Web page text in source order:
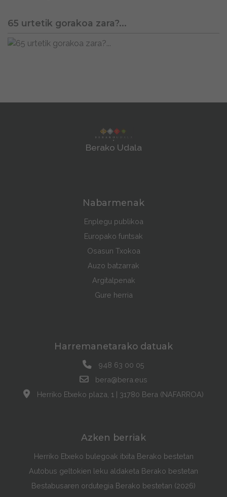
65 urtetik gorakoa zara?...
Berako Udala
Nabarmenak
Enplegu publikoa
Europako funtsak
Osasun Txokoa
Auzo batzarrak
Argitalpenak
Gure herria
Harremanetarako datuak
948 63 00 05
bera@bera.eus
Herriko Etxeko plaza, 1 | 31780 Bera (NAFARROA)
Azken berriak
Herriko Etxeko bulegoak itxita Berako bestetan
Autobus geltokien leku aldaketa Berako bestetan
Bestabusaren ordutegia Berako bestetan (2026)